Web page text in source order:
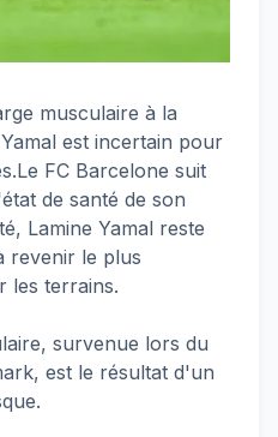
musculaire à la
est incertain pour
FC Barcelone suit
de santé de son
Lamine Yamal reste
revenir le plus
les terrains.
survenue lors du
est le résultat d'un